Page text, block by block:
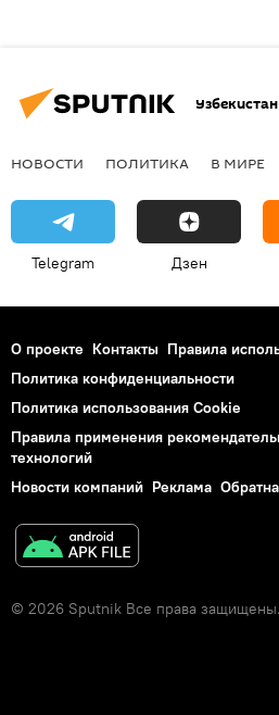
Узбекистан
НОВОСТИ ПОЛИТИКА В МИРЕ
Telegram Дзен
О проекте Контакты Правила
Политика конфиденциальности
Политика использования Cookie
Правила применения
технологий
Новости компаний Реклама
© 2026 Sputnik Все права